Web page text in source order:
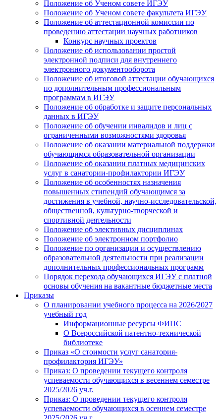
Положение об Ученом совете ИГЭУ
Положение об Ученом совете факультета ИГЭУ
Положение об аттестационной комиссии по
проведению аттестации научных работников
Конкурс научных проектов
Положение об использовании простой
электронной подписи для внутреннего
электронного документооборота
Положение об итоговой аттестации обучающихся
по дополнительным профессиональным
программам в ИГЭУ
Положение об обработке и защите персональных
данных в ИГЭУ
Положение об обучении инвалидов и лиц с
ограниченными возможностями здоровья
Положение об оказании материальной поддержки
обучающимся образовательной организации
Положение об оказании платных медицинских
услуг в санатории-профилактории ИГЭУ
Положение об особенностях назначения
повышенных стипендий обучающимся за
достижения в учебной, научно-исследовательской,
общественной, культурно-творческой и
спортивной деятельности
Положение об элективных дисциплинах
Положение об электронном портфолио
Положение по организации и осуществлению
образовательной деятельности при реализации
дополнительных профессиональных программ
Порядок перехода обучающихся ИГЭУ с платной
основы обучения на вакантные бюджетные места
Приказы
О планировании учебного процесса на 2026/2027
учебный год
Информационные ресурсы ФИПС
О Всероссийской патентно-технической
библиотеке
Приказ «О стоимости услуг санатория-
профилактория ИГЭУ»
Приказ: О проведении текущего контроля
успеваемости обучающихся в весеннем семестре
2025/2026 уч.г.
Приказ: О проведении текущего контроля
успеваемости обучающихся в осеннем семестре